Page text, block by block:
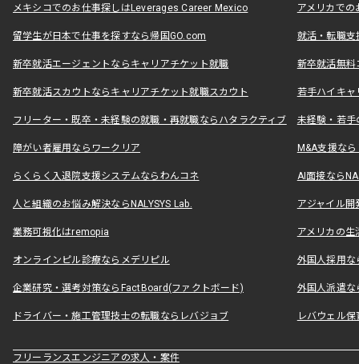
メキシコでのお仕事探しはLeverages Career Mexico アメリカで
留学生が日本で仕事を探すなら帰国GO.com 就活・転職
新卒就活エージェントならキャリアチケット就職 新卒就活無料
新卒就活スカウトならキャリアチケット就職スカウト 若手ハイキ
フリーター・既卒・未経験の就職・再就職ならハタラクティブ 未経験・若手
障がい者雇用ならワークリア M&A支援な
らくらく入退院支援システムならわんコネ AI面接なら
人と組織のお悩み解決ならNALYSYS Lab. アジャイル
業務可視化はremopia アメリカの
オンラインピル診療ならメデリピル 外国人採用
企業研究・選考対策ならFactBoard(ファクトボード) 外国人派遣な
ドライバー・施工管理技士の転職ならレバジョブ レバウェル
フリーランスエンジニアの求人・案件